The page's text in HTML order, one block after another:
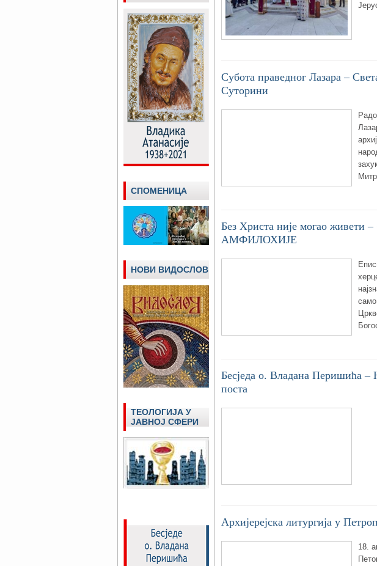
Субота праведног Лазара –
Суторини
Без Христа није могао живети
АМФИЛОХИЈЕ
Бесједа о. Владана Перишића –
поста
Архијерејска литургија у
18.
СПОМЕНИЦА
НОВИ ВИДОСЛОВ
ТЕОЛОГИЈА У
ЈАВНОЈ СФЕРИ